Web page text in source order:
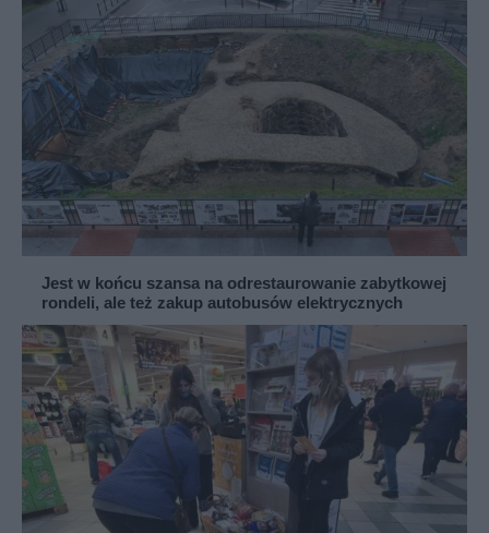
Jest w końcu szansa na odrestaurowanie zabytkowej
rondeli, ale też zakup autobusów elektrycznych